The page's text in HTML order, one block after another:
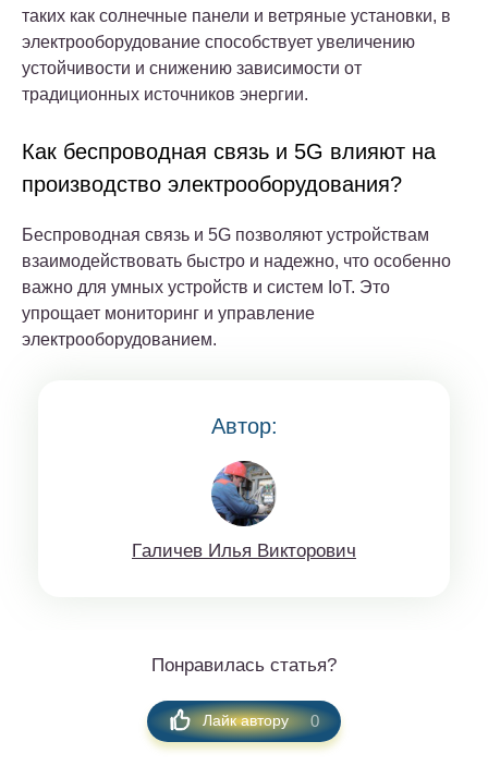
таких как солнечные панели и ветряные установки, в
электрооборудование способствует увеличению
устойчивости и снижению зависимости от
традиционных источников энергии.
Как беспроводная связь и 5G влияют на
производство электрооборудования?
Беспроводная связь и 5G позволяют устройствам
взаимодействовать быстро и надежно, что особенно
важно для умных устройств и систем IoT. Это
упрощает мониторинг и управление
электрооборудованием.
Автор:
Гaличeв Илья Виктoрoвич
Понравилась статья?
Лайк автору 0